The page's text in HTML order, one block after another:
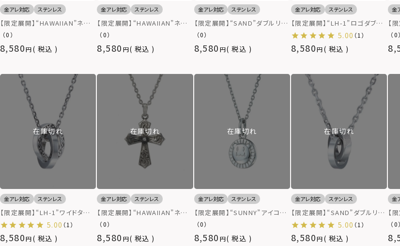
金アレ対応 ステンレス
【限定展開】“HAWAIIAN”ネック
レス/フィッシュフック/サージカ
応）
（0）
8,580 税込
金アレ対応 ステンレス
【限定展開】“HAWAIIAN”ネック
レス/ツイストリング/サージカル
応）
（0）
8,580 税込
金アレ対応 ステンレス
【限定展開】“SAND”ダブルリン
グネックレス（シルバー×ライト
ス（金属アレルギー対応）
（0）
8,580 税込
金アレ対応 ステンレス
【限定展開】“LH-1”ロゴダブル
リングネックレス（シルバー）/サ
ージカルステンレス（金属アレル
ギー対応）
5.00 （1）
8,580 税込
金
【
ト
応）
（0）
在庫切れ
金アレ対応 ステンレス
【限定展開】“LH-1”ワイドタテ
ガミダブルリングネックレス（シ
ルバー）/サージカルステンレス
（金属アレルギー対応）
5.00 （1）
8,580 税込
在庫切れ
金アレ対応 ステンレス
【限定展開】“HAWAIIAN”ネック
レス/クロス/サージカルステン
（0）
8,580 税込
在庫切れ
金アレ対応 ステンレス
【限定展開】“SUNNY”アイコン
ネックレス/サージカルステンレ
（0）
8,580 税込
在庫切れ
金アレ対応 ステンレス
【限定展開】“SAND”ダブルリン
グネックレス（シルバー）/サージ
カルステンレス（金属アレルギー
対応）
5.00 （1）
8,580 税込
金
【
ウ
ル
（0）